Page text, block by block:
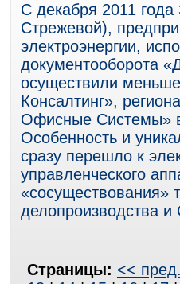
С декабря 2011
Стрежевой),
электроэнергии,
документооборота
осуществили
Консалтинг»,
Офисные Системы»
Особенность и
сразу перешло к
управленческого
«сосуществования»
делопроизводства
Страницы: <<